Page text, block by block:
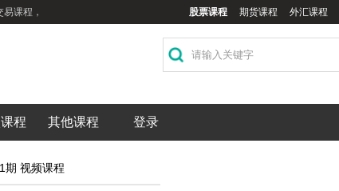
课程， 股票课程 期货课程 外汇课程
程 其他课程 登录
期 视频课程